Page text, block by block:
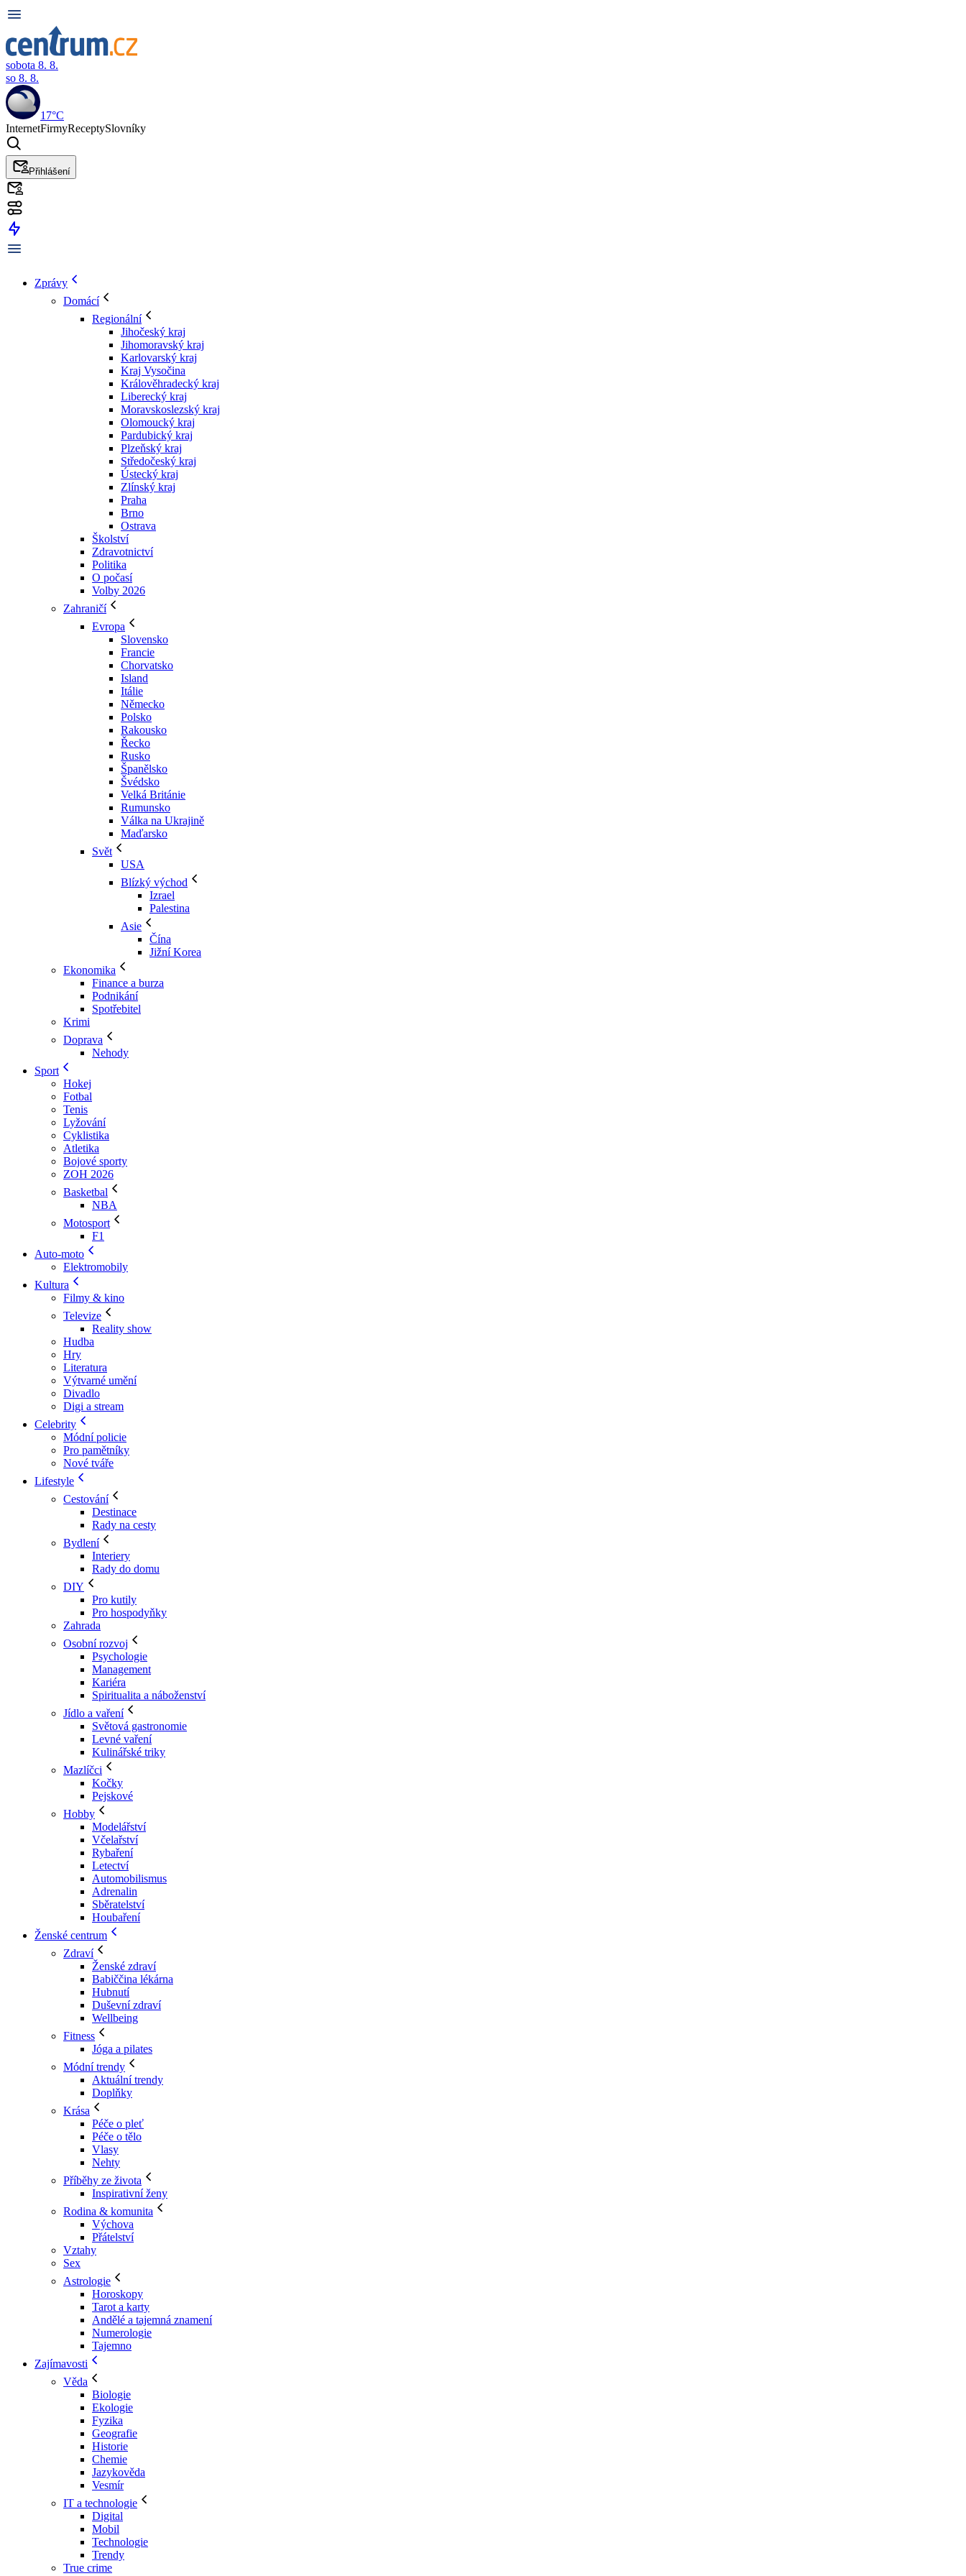
sobota 8. 8.
so 8. 8.
17°C
InternetFirmyReceptySlovníky
Přihlášení
Zprávy
Domácí
Regionální
Jihočeský kraj
Jihomoravský kraj
Karlovarský kraj
Kraj Vysočina
Králověhradecký kraj
Liberecký kraj
Moravskoslezský kraj
Olomoucký kraj
Pardubický kraj
Plzeňský kraj
Středočeský kraj
Ústecký kraj
Zlínský kraj
Praha
Brno
Ostrava
Školství
Zdravotnictví
Politika
O počasí
Volby 2026
Zahraničí
Evropa
Slovensko
Francie
Chorvatsko
Island
Itálie
Německo
Polsko
Rakousko
Řecko
Rusko
Španělsko
Švédsko
Velká Británie
Rumunsko
Válka na Ukrajině
Maďarsko
Svět
USA
Blízký východ
Izrael
Palestina
Asie
Čína
Jižní Korea
Ekonomika
Finance a burza
Podnikání
Spotřebitel
Krimi
Doprava
Nehody
Sport
Hokej
Fotbal
Tenis
Lyžování
Cyklistika
Atletika
Bojové sporty
ZOH 2026
Basketbal
NBA
Motosport
F1
Auto-moto
Elektromobily
Kultura
Filmy & kino
Televize
Reality show
Hudba
Hry
Literatura
Výtvarné umění
Divadlo
Digi a stream
Celebrity
Módní policie
Pro pamětníky
Nové tváře
Lifestyle
Cestování
Destinace
Rady na cesty
Bydlení
Interiery
Rady do domu
DIY
Pro kutily
Pro hospodyňky
Zahrada
Osobní rozvoj
Psychologie
Management
Kariéra
Spiritualita a náboženství
Jídlo a vaření
Světová gastronomie
Levné vaření
Kulinářské triky
Mazlíčci
Kočky
Pejskové
Hobby
Modelářství
Včelařství
Rybaření
Letectví
Automobilismus
Adrenalin
Sběratelství
Houbaření
Ženské centrum
Zdraví
Ženské zdraví
Babiččina lékárna
Hubnutí
Duševní zdraví
Wellbeing
Fitness
Jóga a pilates
Módní trendy
Aktuální trendy
Doplňky
Krása
Péče o pleť
Péče o tělo
Vlasy
Nehty
Příběhy ze života
Inspirativní ženy
Rodina & komunita
Výchova
Přátelství
Vztahy
Sex
Astrologie
Horoskopy
Tarot a karty
Andělé a tajemná znamení
Numerologie
Tajemno
Zajímavosti
Věda
Biologie
Ekologie
Fyzika
Geografie
Historie
Chemie
Jazykověda
Vesmír
IT a technologie
Digital
Mobil
Technologie
Trendy
True crime